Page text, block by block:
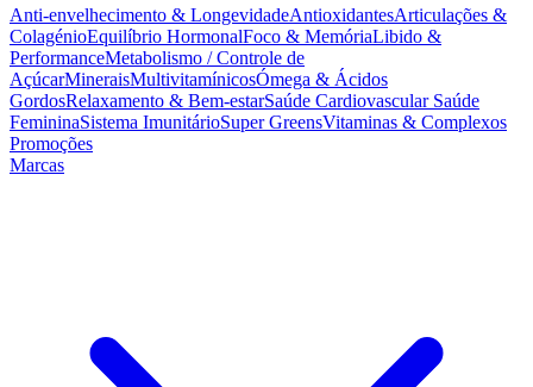
Anti-envelhecimento & LongevidadeAntioxidantesArticulações &
ColagénioEquilíbrio HormonalFoco & MemóriaLibido &
PerformanceMetabolismo / Controle de
AçúcarMineraisMultivitamínicosÓmega & Ácidos
GordosRelaxamento & Bem-estarSaúde Cardiovascular Saúde
FemininaSistema ImunitárioSuper GreensVitaminas & Complexos
Promoções
Marcas